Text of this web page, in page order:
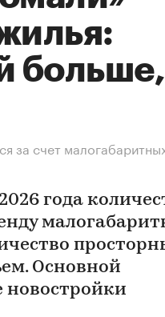
больше,
за счет
года
Основной
новостройки